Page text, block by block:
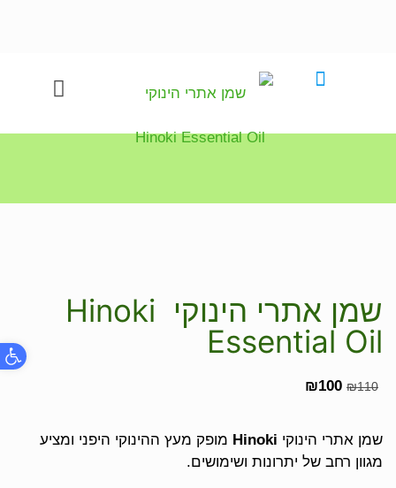
שמן אתרי הינוקי Hinoki
Essential Oil
₪110
₪100
שמן אתרי הינוקי Hinoki מופק מעץ ההינוקי היפני ומציע
מגוון רחב של יתרונות ושימושים.